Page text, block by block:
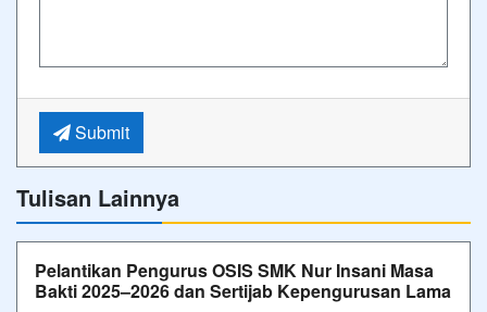
Submit
Tulisan Lainnya
Pelantikan Pengurus OSIS SMK Nur Insani Masa
Bakti 2025–2026 dan Sertijab Kepengurusan Lama